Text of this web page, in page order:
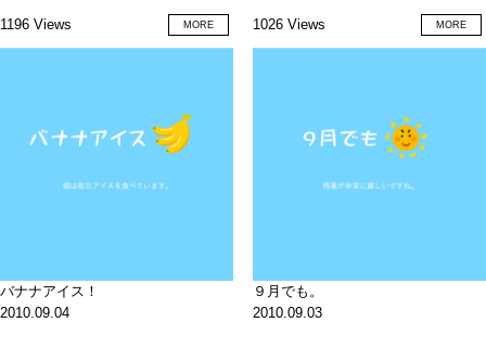
1196 Views MORE 1026 Views MORE
バナナアイス！
2010.09.04
９月でも。
2010.09.03